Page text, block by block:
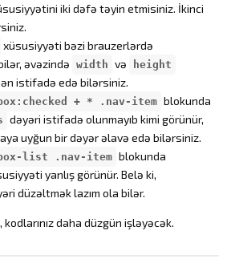
iki dəfə təyin etmisiniz. İkinci
xüsusiyyəti bəzi brauzerlərdə
əvəzində width və height
istifadə edə bilərsiniz.
+ * .nav-item blokunda
dəyəri istifadə olunmayıb kimi görünür,
uyğun bir dəyər əlavə edə bilərsiniz.
list .nav-item blokunda
yanlış görünür. Belə ki,
düzəltmək lazım ola bilər.
daha düzgün işləyəcək.